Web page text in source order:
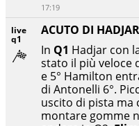
live
q1
ACUTO DI HADJAR
In Q1 Hadjar con
stato il più veloce
e 5° Hamilton
di Antonelli 6°.
uscito di pista ma
montare gomme
17:19